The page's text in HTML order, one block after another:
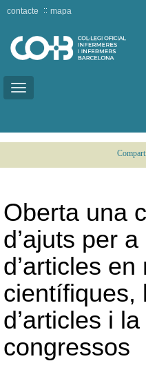
Toggle
contacte mapa
Oberta una
d’ajuts per
d’articles en
científiques,
d’articles i
congressos